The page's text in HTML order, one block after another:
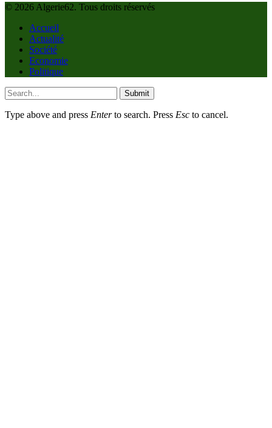
© 2026 Algerie62. Tous droits réservés
Accueil
Actualité
Société
Economie
Politique
Submit
Type above and press Enterto search. Press Esc to cancel.